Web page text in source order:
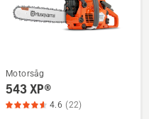
Se
mer
information
Motorsåg
543 XP®
4.6 (22)